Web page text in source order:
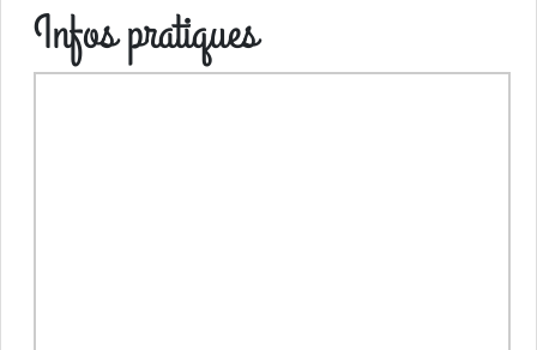
Infos pratiques